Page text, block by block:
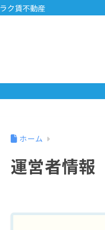
ラク賃不動産
ホーム
運営者情報